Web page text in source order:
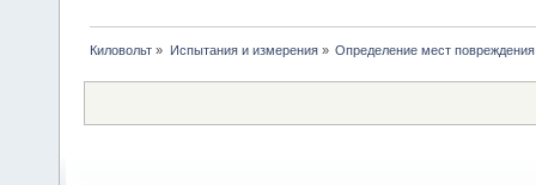
Киловольт » Испытания и измерения» Определение мест повреждения